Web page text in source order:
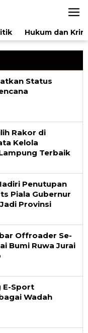
Hukum dan
Status
Rakor di
Kelola
Terbaik
Penutupan
Piala Gubernur
Provinsi
Offroader Se-
Bumi Ruwa Jurai
E-Sport
Wadah